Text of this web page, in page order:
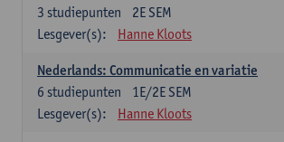
2E SEM
3 studiepunten
Lesgever(s):
Hanne Kloots
Nederlands: Communicatie en variatie
1E/2E SEM
6 studiepunten
Lesgever(s):
Hanne Kloots